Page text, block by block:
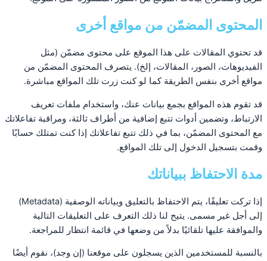
المحتوى المضمّن من مواقع أخرى
قد تحتوي المقالات على هذا الموقع على محتوى مضمّن (مثل
الفيديوهات، الصور، المقالات، إلخ). يتصرف المحتوى المضمّن من
مواقع أخرى بنفس الطريقة كما لو كنت زرت تلك المواقع مباشرة.
قد تقوم هذه المواقع بجمع بيانات عنك، واستخدام ملفات تعريف
الارتباط، وتضمين أدوات تتبع إضافية من أطراف ثالثة، ومراقبة تفاعلاتك
مع المحتوى المضمّن، بما في ذلك تتبع تفاعلاتك إذا كنت تمتلك حسابًا
وقمت بتسجيل الدخول إلى تلك المواقع.
مدة الاحتفاظ ببياناتك
إذا تركت تعليقًا، يتم الاحتفاظ بالتعليق وبياناته الوصفية (Metadata)
إلى أجل غير مسمى. يتيح لنا ذلك التعرف على التعليقات التالية
والموافقة عليها تلقائيًا بدلاً من وضعها في قائمة انتظار للمراجعة.
بالنسبة للمستخدمين الذين يسجلون على موقعنا (إن وجد)، نقوم أيضًا